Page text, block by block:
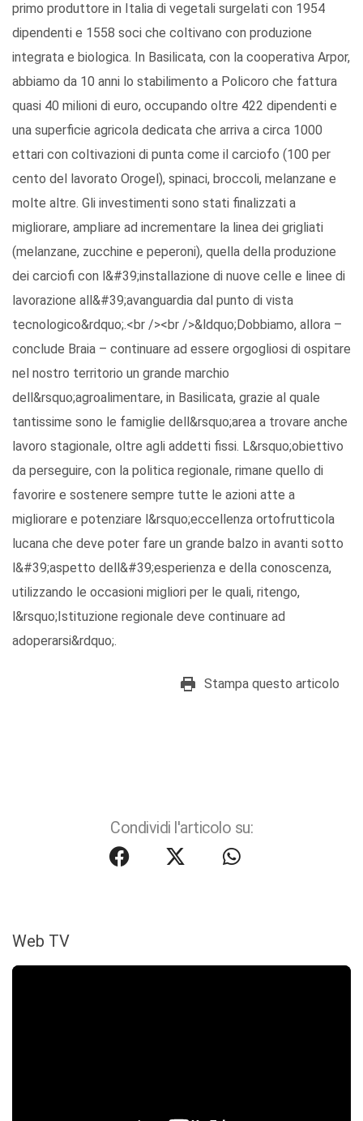
primo produttore in Italia di vegetali surgelati con 1954
dipendenti e 1558 soci che coltivano con produzione
integrata e biologica. In Basilicata, con la cooperativa Arpor,
abbiamo da 10 anni lo stabilimento a Policoro che fattura
quasi 40 milioni di euro, occupando oltre 422 dipendenti e
una superficie agricola dedicata che arriva a circa 1000
ettari con coltivazioni di punta come il carciofo (100 per
cento del lavorato Orogel), spinaci, broccoli, melanzane e
molte altre. Gli investimenti sono stati finalizzati a
migliorare, ampliare ad incrementare la linea dei grigliati
(melanzane, zucchine e peperoni), quella della produzione
dei carciofi con l&#39;installazione di nuove celle e linee di
lavorazione all&#39;avanguardia dal punto di vista
tecnologico&rdquo;.<br /><br />&ldquo;Dobbiamo, allora –
conclude Braia – continuare ad essere orgogliosi di ospitare
nel nostro territorio un grande marchio
dell&rsquo;agroalimentare, in Basilicata, grazie al quale
tantissime sono le famiglie dell&rsquo;area a trovare anche
lavoro stagionale, oltre agli addetti fissi. L&rsquo;obiettivo
da perseguire, con la politica regionale, rimane quello di
favorire e sostenere sempre tutte le azioni atte a
migliorare e potenziare l&rsquo;eccellenza ortofrutticola
lucana che deve poter fare un grande balzo in avanti sotto
l&#39;aspetto dell&#39;esperienza e della conoscenza,
utilizzando le occasioni migliori per le quali, ritengo,
l&rsquo;Istituzione regionale deve continuare ad
adoperarsi&rdquo;.
Stampa questo articolo
Condividi l'articolo su:
Web TV